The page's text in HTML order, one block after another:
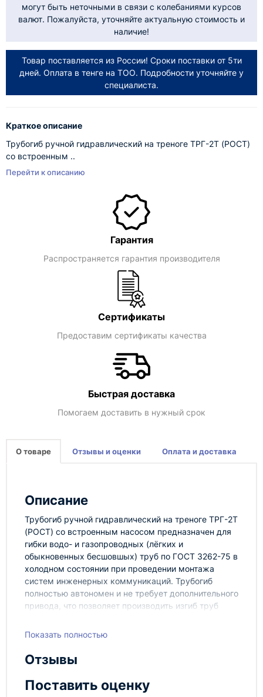
могут быть неточными в связи с колебаниями курсов
валют. Пожалуйста, уточняйте актуальную стоимость и
наличие!
Товар поставляется из России! Сроки поставки от 5ти
дней. Оплата в тенге на ТОО. Подробности уточняйте у
специалиста.
Краткое описание
Трубогиб ручной гидравлический на треноге ТРГ-2Т (РОСТ)
со встроенным ..
Перейти к описанию
Гарантия
Распространяется гарантия производителя
Сертификаты
Предоставим сертификаты качества
Быстрая доставка
Помогаем доставить в нужный срок
О товаре Отзывы и оценки Оплата и доставка
Описание
Трубогиб ручной гидравлический на треноге ТРГ-2Т
(РОСТ) со встроенным насосом предназначен для
гибки водо- и газопроводных (лёгких и
обыкновенных бесшовшых) труб по ГОСТ 3262-75 в
холодном состоянии при проведении монтажа
систем инженерных коммуникаций. Трубогиб
полностью автономен и не требует дополнительного
привода, что позволяет производить изгиб труб
Набор гибочных матриц охватывает диапазон
3/4, 1?, 1?, 2дюймов). Встроенный гидравлический
плунжерный насос обеспечивает минимальное
время подготовки трубогиба к работе и точную
подгонку угла изгиба трубы.
Показать полностью
Отзывы
Поставить оценку